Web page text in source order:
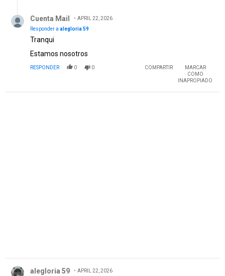
Cuenta Mail
APRIL 22, 2026
Responder a alegloria 59
Tranqui
Estamos nosotros
RESPONDER 0 0 COMPARTIR
MARCAR
COMO
INAPROPIADO
alegloria 59 APRIL 22, 2026